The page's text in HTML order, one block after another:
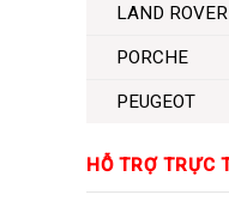
LAND ROVER
PORCHE
PEUGEOT
HỖ TRỢ TRỰC